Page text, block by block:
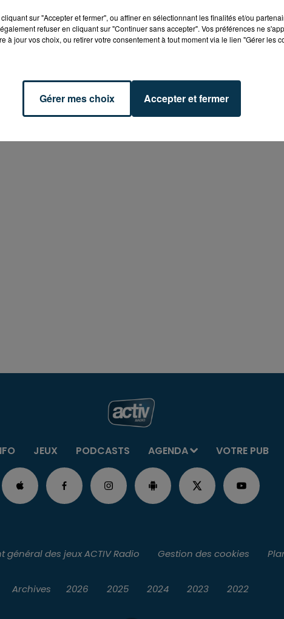
JEUX PODCASTS AGENDA VOTRE PUB
général des jeux ACTIV Radio Gestion des cookies
Archives 2026 2025 2024 2023 2022
sur "Accepter et fermer", ou affiner en sélectionnant les finalités et/ou
refuser en cliquant sur "Continuer sans accepter". Vos préférences ne
à jour vos choix, ou retirer votre consentement à tout moment via le lien "Gérer les
Gérer mes choix Accepter et fermer